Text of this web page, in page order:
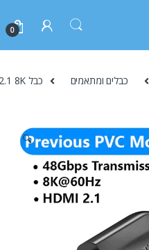
0
כבלים ומתאמים כבל HDMI 2.1 8K באורך 1M מבית VENTIOM
🔍